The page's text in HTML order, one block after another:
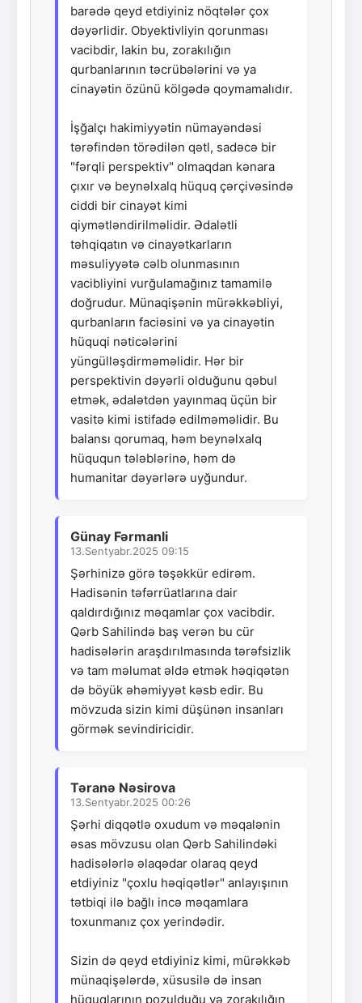
barədə qeyd etdiyiniz nöqtələr çox
dəyərlidir. Obyektivliyin qorunması
vacibdir, lakin bu, zorakılığın
qurbanlarının təcrübələrini və ya
cinayətin özünü kölgədə qoymamalıdır.
İşğalçı hakimiyyətin nümayəndəsi
tərəfindən törədilən qətl, sadəcə bir
"fərqli perspektiv" olmaqdan kənara
çıxır və beynəlxalq hüquq çərçivəsində
ciddi bir cinayət kimi
qiymətləndirilməlidir. Ədalətli
təhqiqatın və cinayətkarların
məsuliyyətə cəlb olunmasının
vacibliyini vurğulamağınız tamamilə
doğrudur. Münaqişənin mürəkkəbliyi,
qurbanların faciəsini və ya cinayətin
hüquqi nəticələrini
yüngülləşdirməməlidir. Hər bir
perspektivin dəyərli olduğunu qəbul
etmək, ədalətdən yayınmaq üçün bir
vasitə kimi istifadə edilməməlidir. Bu
balansı qorumaq, həm beynəlxalq
hüququn tələblərinə, həm də
humanitar dəyərlərə uyğundur.
Günay Fərmanli
13.Sentyabr.2025 09:15
Şərhinizə görə təşəkkür edirəm.
Hadisənin təfərrüatlarına dair
qaldırdığınız məqamlar çox vacibdir.
Qərb Sahilində baş verən bu cür
hadisələrin araşdırılmasında tərəfsizlik
və tam məlumat əldə etmək həqiqətən
də böyük əhəmiyyət kəsb edir. Bu
mövzuda sizin kimi düşünən insanları
görmək sevindiricidir.
Təranə Nəsirova
13.Sentyabr.2025 00:26
Şərhi diqqətlə oxudum və məqalənin
əsas mövzusu olan Qərb Sahilindəki
hadisələrlə əlaqədar olaraq qeyd
etdiyiniz "çoxlu həqiqətlər" anlayışının
tətbiqi ilə bağlı incə məqamlara
toxunmanız çox yerindədir.
Sizin də qeyd etdiyiniz kimi, mürəkkəb
münaqişələrdə, xüsusilə də insan
hüquqlarının pozulduğu və zorakılığın